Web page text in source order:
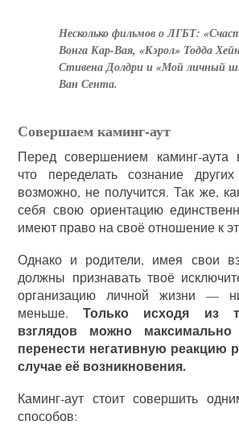
Несколько фильмов о ЛГБТ:
Вонга Кар-Вая, «Кэрол» Тодда
Стивена Долдри и «Мой личный
Ван Сента.
Совершаем каминг-аут
Перед совершением каминг-аута
что переделать сознание
возможно, не получится. Так же,
себя свою ориентацию
имеют право на своё отношение к
Однако и родители, имея свои
должны признавать твоё
организацию личной жизни —
меньше.Только исходя из
взглядов можно максимально
перенести негативную реакцию
случае её возникновения.
Каминг-аут стоит совершить
способов: